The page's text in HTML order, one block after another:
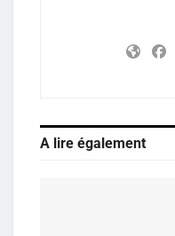
A lire également